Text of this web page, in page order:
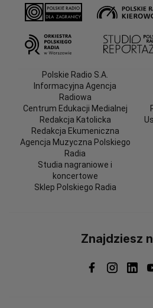
Polskie Radio S.A.
Informacyjna Agencja
Radiowa
Centrum Edukacji Medialnej
Redakcja Katolicka
Redakcja Ekumeniczna
Agencja Muzyczna Polskiego
Radia
Studia nagraniowe i
koncertowe
Sklep Polskiego Radia
Znajdziesz